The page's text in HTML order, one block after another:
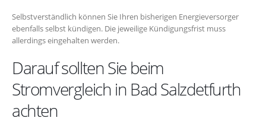
Selbstverständlich können Sie Ihren bisherigen Energieversorger
ebenfalls selbst kündigen. Die jeweilige Kündigungsfrist muss
allerdings eingehalten werden.
Darauf sollten Sie beim
Stromvergleich in Bad Salzdetfurth
achten